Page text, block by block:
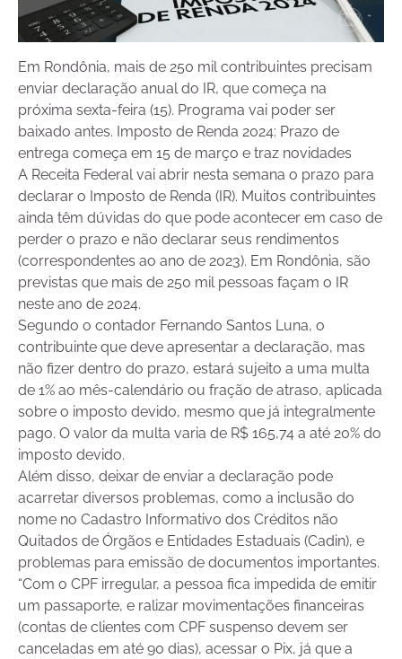
Em Rondônia, mais de 250 mil contribuintes precisam
enviar declaração anual do IR, que começa na
próxima sexta-feira (15). Programa vai poder ser
baixado antes. Imposto de Renda 2024: Prazo de
entrega começa em 15 de março e traz novidades
A Receita Federal vai abrir nesta semana o prazo para
declarar o Imposto de Renda (IR). Muitos contribuintes
ainda têm dúvidas do que pode acontecer em caso de
perder o prazo e não declarar seus rendimentos
(correspondentes ao ano de 2023). Em Rondônia, são
previstas que mais de 250 mil pessoas façam o IR
neste ano de 2024.
Segundo o contador Fernando Santos Luna, o
contribuinte que deve apresentar a declaração, mas
não fizer dentro do prazo, estará sujeito a uma multa
de 1% ao mês-calendário ou fração de atraso, aplicada
sobre o imposto devido, mesmo que já integralmente
pago. O valor da multa varia de R$ 165,74 a até 20% do
imposto devido.
Além disso, deixar de enviar a declaração pode
acarretar diversos problemas, como a inclusão do
nome no Cadastro Informativo dos Créditos não
Quitados de Órgãos e Entidades Estaduais (Cadin), e
problemas para emissão de documentos importantes.
“Com o CPF irregular, a pessoa fica impedida de emitir
um passaporte, e ralizar movimentações financeiras
(contas de clientes com CPF suspenso devem ser
canceladas em até 90 dias), acessar o Pix, já que a